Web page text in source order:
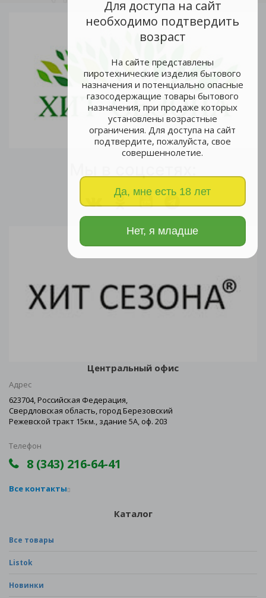
Для доступа на сайт
необходимо подтвердить
возраст
На сайте представлены
пиротехнические изделия бытового
назначения и потенциально опасные
газосодержащие товары бытового
назначения, при продаже которых
установлены возрастные
ограничения. Для доступа на сайт
подтвердите, пожалуйста, свое
совершеннолетие.
Да, мне есть 18 лет
Нет, я младше
Центральный офис
Адрес
623704, Российская Федерация,
Свердловская область, город Березовский
Режевской тракт 15км., здание 5А, оф. 203
Телефон
8 (343) 216-64-41
Все контакты
Каталог
Все товары
Listok
Новинки